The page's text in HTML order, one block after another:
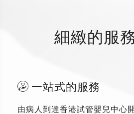
細緻的服
一站式的服務
由病人到達香港試管嬰兒中心